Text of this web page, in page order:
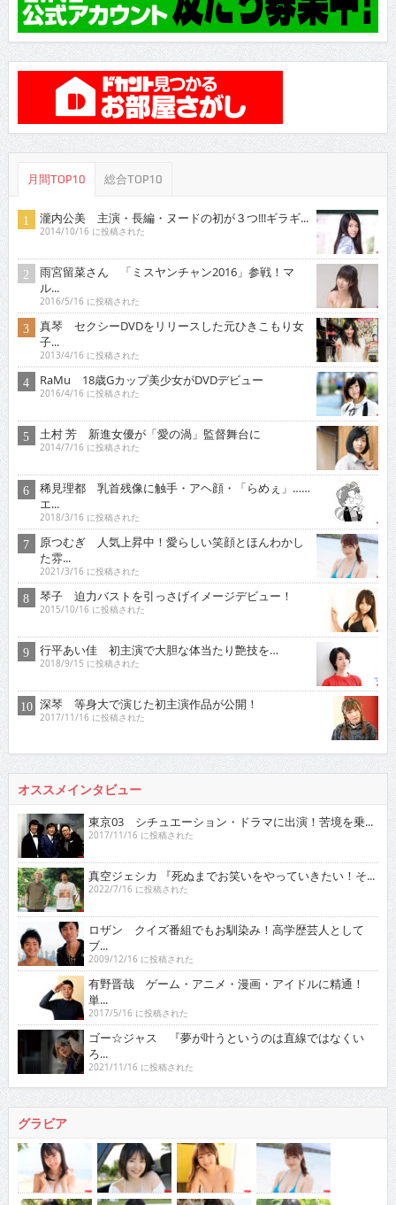
月間TOP10 総合TOP10
瀧内公美 主演・長編・ヌードの初が３つ!!!ギラギ...
2014/10/16 に投稿された
雨宮留菜さん 「ミスヤンチャン2016」参戦！マ
ル...
2016/5/16 に投稿された
真琴 セクシーDVDをリリースした元ひきこもり女
子...
2013/4/16 に投稿された
RaMu 18歳Gカップ美少女がDVDデビュー
2016/4/16 に投稿された
土村 芳 新進女優が「愛の渦」監督舞台に
2014/7/16 に投稿された
稀見理都 乳首残像に触手・アヘ顔・「らめぇ」……
エ...
2018/3/16 に投稿された
原つむぎ 人気上昇中！愛らしい笑顔とほんわかし
た雰...
2021/3/16 に投稿された
琴子 迫力バストを引っさげイメージデビュー！
2015/10/16 に投稿された
行平あい佳 初主演で大胆な体当たり艶技を…
2018/9/15 に投稿された
深琴 等身大で演じた初主演作品が公開！
2017/11/16 に投稿された
オススメインタビュー
東京03 シチュエーション・ドラマに出演！苦境を乗...
2017/11/16 に投稿された
真空ジェシカ 『死ぬまでお笑いをやっていきたい！そ...
2022/7/16 に投稿された
ロザン クイズ番組でもお馴染み！高学歴芸人として
ブ...
2009/12/16 に投稿された
有野晋哉 ゲーム・アニメ・漫画・アイドルに精通！
単...
2017/5/16 に投稿された
ゴー☆ジャス 『夢が叶うというのは直線ではなくい
ろ...
2021/11/16 に投稿された
グラビア